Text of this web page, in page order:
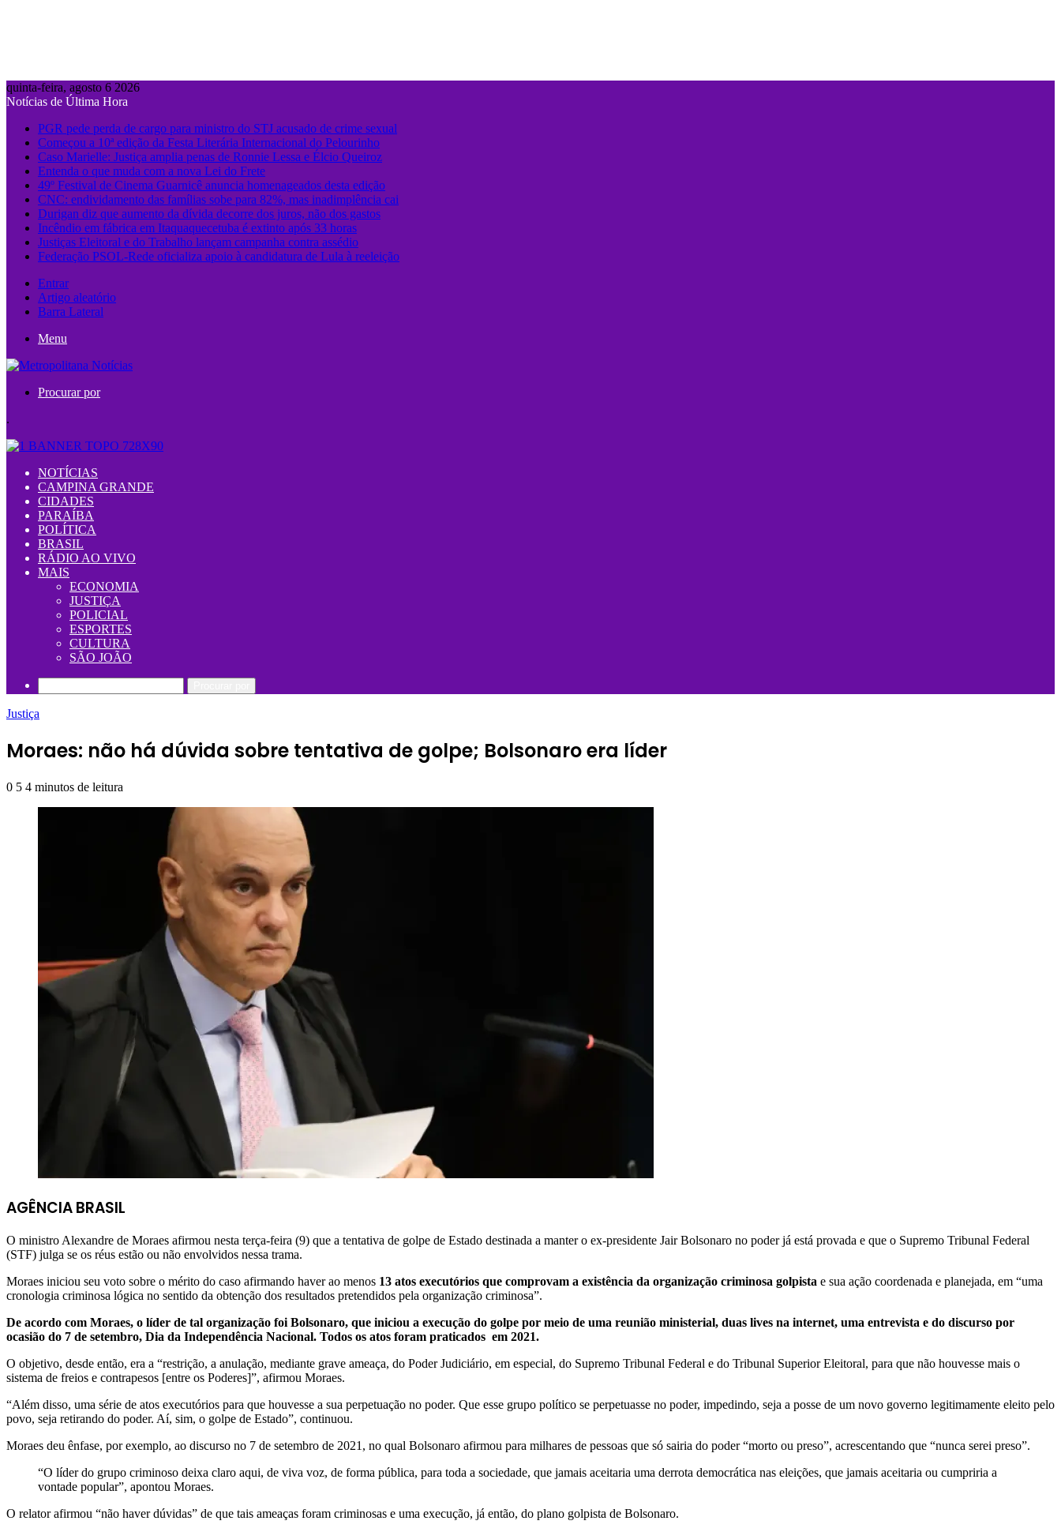
quinta-feira, agosto 6 2026
Notícias de Última Hora
PGR pede perda de cargo para ministro do STJ acusado de crime sexual
Começou a 10ª edição da Festa Literária Internacional do Pelourinho
Caso Marielle: Justiça amplia penas de Ronnie Lessa e Élcio Queiroz
Entenda o que muda com a nova Lei do Frete
49º Festival de Cinema Guarnicê anuncia homenageados desta edição
CNC: endividamento das famílias sobe para 82%, mas inadimplência cai
Durigan diz que aumento da dívida decorre dos juros, não dos gastos
Incêndio em fábrica em Itaquaquecetuba é extinto após 33 horas
Justiças Eleitoral e do Trabalho lançam campanha contra assédio
Federação PSOL-Rede oficializa apoio à candidatura de Lula à reeleição
Entrar
Artigo aleatório
Barra Lateral
Menu
Procurar por
.
NOTÍCIAS
CAMPINA GRANDE
CIDADES
PARAÍBA
POLÍTICA
BRASIL
RÁDIO AO VIVO
MAIS
ECONOMIA
JUSTIÇA
POLICIAL
ESPORTES
CULTURA
SÃO JOÃO
Justiça
Moraes: não há dúvida sobre tentativa de golpe; Bolsonaro era líder
0 5 4 minutos de leitura
AGÊNCIA BRASIL
O ministro Alexandre de Moraes afirmou nesta terça-feira (9) que a tentativa de golpe de Estado destinada a manter o ex-presidente Jair Bolsonaro no poder já está provada e que o Supremo Tribunal Federal
(STF) julga se os réus estão ou não envolvidos nessa trama.
Moraes iniciou seu voto sobre o mérito do caso afirmando haver ao menos 13 atos executórios que comprovam a existência da organização criminosa golpista e sua ação coordenada e planejada, em “uma
cronologia criminosa lógica no sentido da obtenção dos resultados pretendidos pela organização criminosa”.
De acordo com Moraes, o líder de tal organização foi Bolsonaro, que iniciou a execução do golpe por meio de uma reunião ministerial, duas lives na internet, uma entrevista e do discurso por
ocasião do 7 de setembro, Dia da Independência Nacional. Todos os atos foram praticados em 2021.
O objetivo, desde então, era a “restrição, a anulação, mediante grave ameaça, do Poder Judiciário, em especial, do Supremo Tribunal Federal e do Tribunal Superior Eleitoral, para que não houvesse mais o
sistema de freios e contrapesos [entre os Poderes]”, afirmou Moraes.
“Além disso, uma série de atos executórios para que houvesse a sua perpetuação no poder. Que esse grupo político se perpetuasse no poder, impedindo, seja a posse de um novo governo legitimamente eleito pelo
povo, seja retirando do poder. Aí, sim, o golpe de Estado”, continuou.
Moraes deu ênfase, por exemplo, ao discurso no 7 de setembro de 2021, no qual Bolsonaro afirmou para milhares de pessoas que só sairia do poder “morto ou preso”, acrescentando que “nunca serei preso”.
“O líder do grupo criminoso deixa claro aqui, de viva voz, de forma pública, para toda a sociedade, que jamais aceitaria uma derrota democrática nas eleições, que jamais aceitaria ou cumpriria a
vontade popular”, apontou Moraes.
O relator afirmou “não haver dúvidas” de que tais ameaças foram criminosas e uma execução, já então, do plano golpista de Bolsonaro.